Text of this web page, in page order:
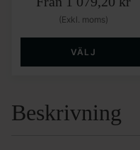
(Exkl. moms)
VÄLJ
Beskrivning